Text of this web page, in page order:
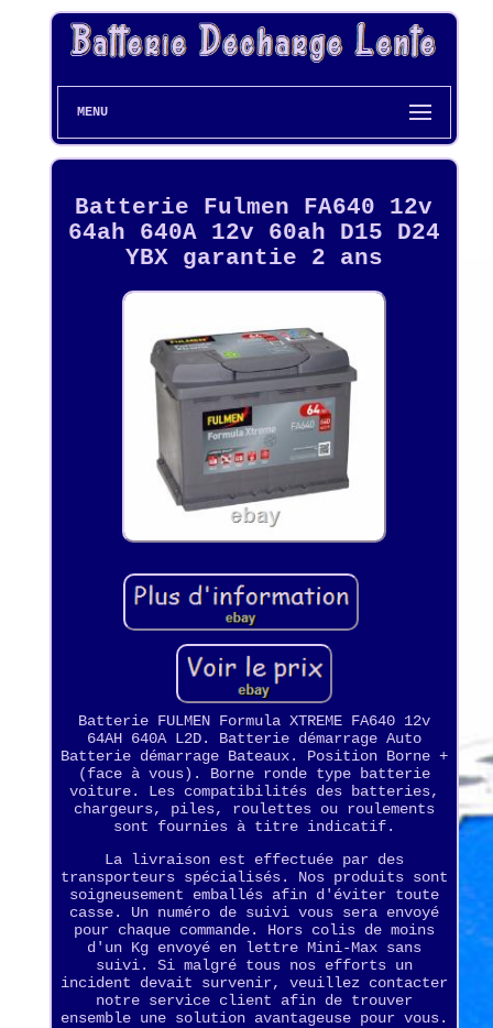
MENU
Batterie Fulmen FA640 12v
64ah 640A 12v 60ah D15 D24
YBX garantie 2 ans
Batterie FULMEN Formula XTREME FA640 12v
64AH 640A L2D. Batterie démarrage Auto
Batterie démarrage Bateaux. Position Borne +
(face à vous). Borne ronde type batterie
voiture. Les compatibilités des batteries,
chargeurs, piles, roulettes ou roulements
sont fournies à titre indicatif.
La livraison est effectuée par des
transporteurs spécialisés. Nos produits sont
soigneusement emballés afin d'éviter toute
casse. Un numéro de suivi vous sera envoyé
pour chaque commande. Hors colis de moins
d'un Kg envoyé en lettre Mini-Max sans
suivi. Si malgré tous nos efforts un
incident devait survenir, veuillez contacter
notre service client afin de trouver
ensemble une solution avantageuse pour vous.